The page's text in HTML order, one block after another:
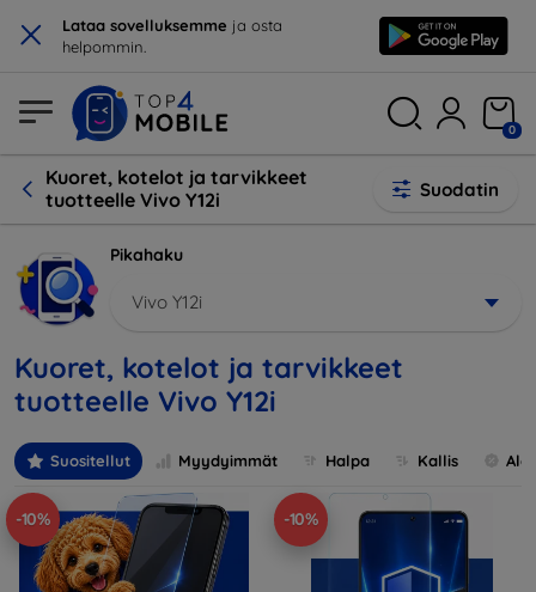
× Lataa sovelluksemme ja osta
helpommin.
0
Kuoret, kotelot ja tarvikkeet
tuotteelle Vivo Y12i
Suodatin
Pikahaku
Vivo Y12i
Kuoret, kotelot ja tarvikkeet
tuotteelle Vivo Y12i
Suositellut Myydyimmät Halpa Kallis
-10% -10%